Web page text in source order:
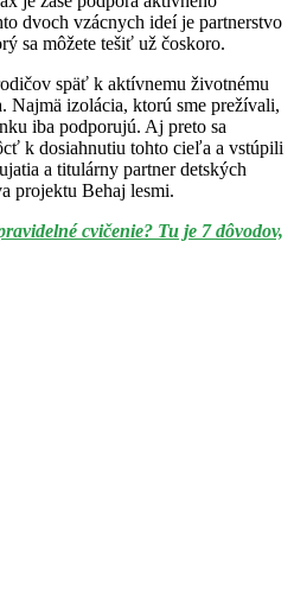
dvoch vzácnych ideí je partnerstvo
sa môžete tešiť už čoskoro.
späť k aktívnemu životnému
Najmä izolácia, ktorú sme prežívali,
iba podporujú. Aj preto sa
k dosiahnutiu tohto cieľa a vstúpili
a titulárny partner detských
projektu Behaj lesmi.
cvičenie? Tu je 7 dôvodov,